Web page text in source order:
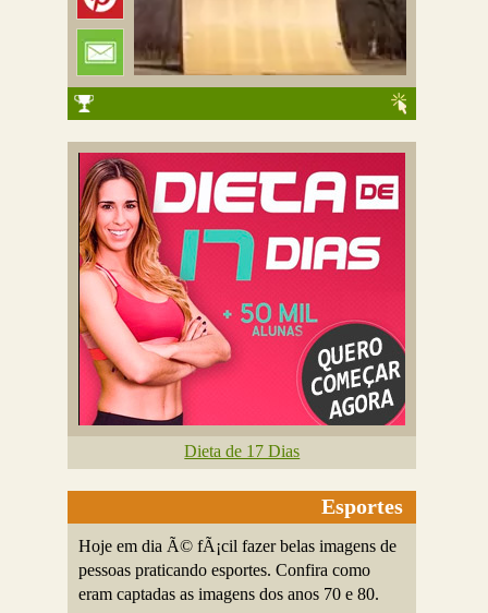
Dieta de 17 Dias
Esportes
Hoje em dia Ã© fÃ¡cil fazer belas imagens de
pessoas praticando esportes. Confira como
eram captadas as imagens dos anos 70 e 80.